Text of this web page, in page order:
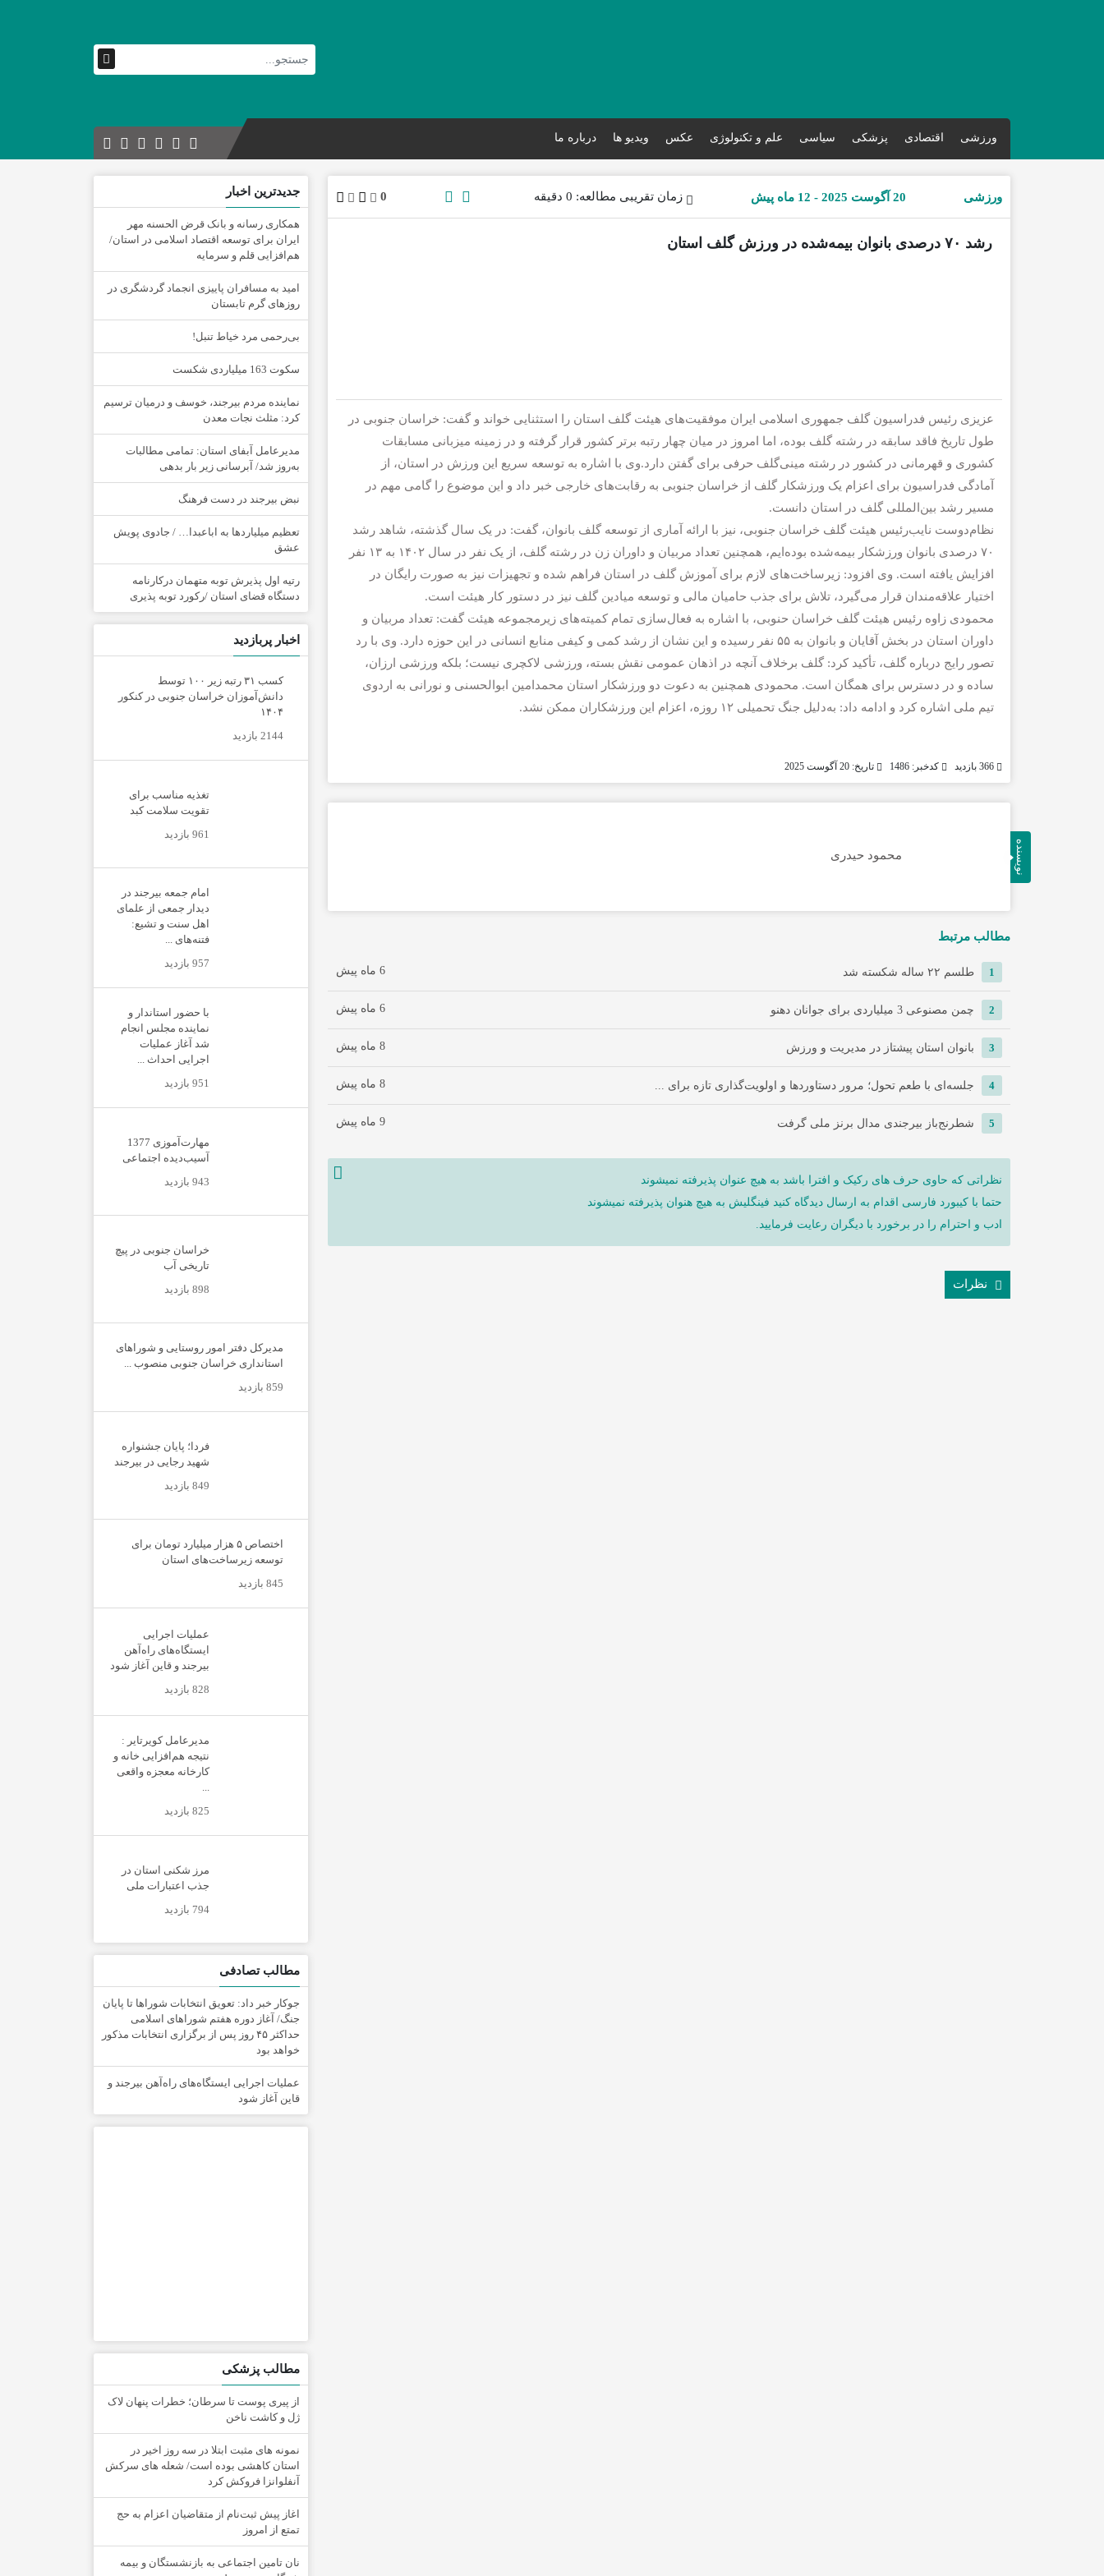
ورزشی اقتصادی پزشکی سیاسی علم و تکنولوژی عکس ویدیو ها درباره ما
ورزشی 20 آگوست 2025 - 12 ماه پیش زمان تقریبی مطالعه: 0 دقیقه 0
رشد ۷۰ درصدی بانوان بیمه‌شده در ورزش گلف استان
عزیزی رئیس فدراسیون گلف جمهوری اسلامی ایران موفقیت‌های هیئت گلف استان را استثنایی خواند و گفت: خراسان جنوبی در
طول تاریخ فاقد سابقه در رشته گلف بوده، اما امروز در میان چهار رتبه برتر کشور قرار گرفته و در زمینه میزبانی مسابقات
کشوری و قهرمانی در کشور در رشته مینی‌گلف حرفی برای گفتن دارد.وی با اشاره به توسعه سریع این ورزش در استان، از
آمادگی فدراسیون برای اعزام یک ورزشکار گلف از خراسان جنوبی به رقابت‌های خارجی خبر داد و این موضوع را گامی مهم در
مسیر رشد بین‌المللی گلف در استان دانست.
نظام‌دوست نایب‌رئیس هیئت گلف خراسان جنوبی، نیز با ارائه آماری از توسعه گلف بانوان، گفت: در یک سال گذشته، شاهد رشد
۷۰ درصدی بانوان ورزشکار بیمه‌شده بوده‌ایم، همچنین تعداد مربیان و داوران زن در رشته گلف، از یک نفر در سال ۱۴۰۲ به ۱۳ نفر
افزایش یافته است. وی افزود: زیرساخت‌های لازم برای آموزش گلف در استان فراهم شده و تجهیزات نیز به صورت رایگان در
اختیار علاقه‌مندان قرار می‌گیرد، تلاش برای جذب حامیان مالی و توسعه میادین گلف نیز در دستور کار هیئت است.
محمودی زاوه رئیس هیئت گلف خراسان حنوبی، با اشاره به فعال‌سازی تمام کمیته‌های زیرمجموعه هیئت گفت: تعداد مربیان و
داوران استان در بخش آقایان و بانوان به ۵۵ نفر رسیده و این نشان از رشد کمی و کیفی منابع انسانی در این حوزه دارد. وی با رد
تصور رایج درباره گلف، تأکید کرد: گلف برخلاف آنچه در اذهان عمومی نقش بسته، ورزشی لاکچری نیست؛ بلکه ورزشی ارزان،
ساده و در دسترس برای همگان است. محمودی همچنین به دعوت دو ورزشکار استان محمدامین ابوالحسنی و نورانی به اردوی
تیم ملی اشاره کرد و ادامه داد: به‌دلیل جنگ تحمیلی ۱۲ روزه، اعزام این ورزشکاران ممکن نشد.
کدخبر: 1486 تاریخ: 20 آگوست 2025
نویسنده محمود حیدری
مطالب مرتبط
1 طلسم ۲۲ ساله شکسته شد 6 ماه پیش
2 چمن مصنوعی 3 میلیاردی برای جوانان دهنو 6 ماه پیش
3 بانوان استان پیشتاز در مدیریت و ورزش 8 ماه پیش
4 جلسه‌ای با طعم تحول؛ مرور دستاوردها و اولویت‌گذاری تازه برای ... 8 ماه پیش
5 شطرنج‌باز بیرجندی مدال برنز ملی گرفت 9 ماه پیش
نظراتی که حاوی حرف های رکیک و افترا باشد به هیچ عنوان پذیرفته نمیشوند
حتما با کیبورد فارسی اقدام به ارسال دیدگاه کنید فینگلیش به هیچ هنوان پذیرفته نمیشوند
ادب و احترام را در برخورد با دیگران رعایت فرمایید.
نظرات
جدیدترین اخبار
همکاری رسانه و بانک قرض الحسنه مهر
ایران برای توسعه اقتصاد اسلامی در استان/
هم‌افزایی قلم و سرمایه
امید به مسافران پاییزی انجماد گردشگری در
روزهای گرم تابستان
‌بی‌رحمی مرد خیاط تنبل!
سکوت 163 میلیاردی شکست
نماینده مردم بیرجند، خوسف و درمیان ترسیم
کرد: مثلث نجات معدن
مدیرعامل آبفای استان: تمامی مطالبات
به‌روز شد/ آبرسانی زیر بار بدهی
نبض بیرجند در دست فرهنگ
تعظیم میلیاردها به اباعبدا… / جادوی پویش
عشق
رتیه اول پذیرش توبه متهمان درکارنامه
دستگاه قضای استان /رکورد توبه پذیری
اخبار پربازدید
کسب ۳۱ رتبه زیر ۱۰۰ توسط
دانش‌آموزان خراسان جنوبی در کنکور
۱۴۰۴
2144 بازدید
تغذیه مناسب برای
تقویت سلامت کبد
961 بازدید
امام جمعه بیرجند در
دیدار جمعی از علمای
اهل سنت و تشیع:
فتنه‌های ...
957 بازدید
با حضور استاندار و
نماینده مجلس انجام
شد آغاز عملیات
اجرایی احداث ...
951 بازدید
مهارت‌آموزی 1377
آسیب‌دیده اجتماعی
943 بازدید
خراسان جنوبی در پیچ
تاریخی آب
898 بازدید
مدیرکل دفتر امور روستایی و شوراهای
استانداری خراسان جنوبی منصوب ...
859 بازدید
فردا؛ پایان جشنواره
شهید رجایی در بیرجند
849 بازدید
اختصاص ۵ هزار میلیارد تومان برای
توسعه زیرساخت‌های استان
845 بازدید
عملیات اجرایی
ایستگاه‌های راه‌آهن
بیرجند و قاین آغاز شود
828 بازدید
مدیرعامل کویرتایر :
نتیجه هم‌افزایی خانه و
کارخانه معجزه واقعی
...
825 بازدید
مرز شکنی استان در
جذب اعتبارات ملی
794 بازدید
مطالب تصادفی
جوکار خبر داد: تعویق انتخابات شوراها تا پایان
جنگ/ آغاز دوره هفتم شوراهای اسلامی
حداکثر ۴۵ روز پس از برگزاری انتخابات مذکور
خواهد بود
عملیات اجرایی ایستگاه‌های راه‌آهن بیرجند و
قاین آغاز شود
مطالب پزشکی
از پیری پوست تا سرطان؛ خطرات پنهان لاک
ژل و کاشت ناخن
نمونه های مثبت ابتلا در سه روز اخیر در
استان کاهشی بوده است/ شعله های سرکش
آنفلوانزا فروکش کرد
اغاز پیش ثبت‌نام از متقاضیان اعزام به حج
تمتع از امروز
نان تامین اجتماعی به بازنشستگان و بیمه